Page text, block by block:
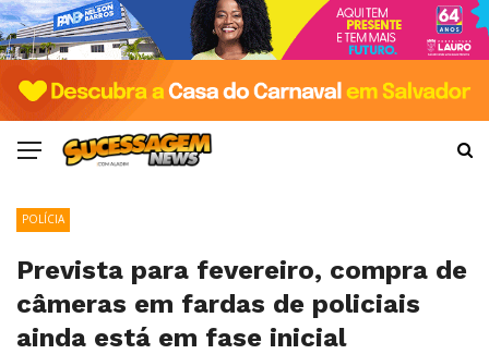
POLÍCIA
Prevista para fevereiro, compra de
câmeras em fardas de policiais
ainda está em fase inicial